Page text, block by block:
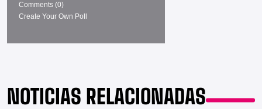
Comments (0)
Create Your Own Poll
NOTICIAS RELACIONADAS